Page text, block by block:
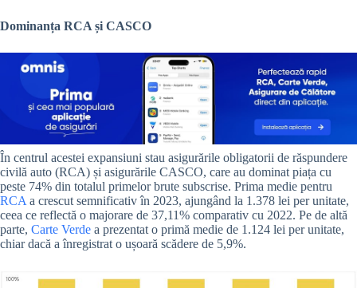
Dominanța RCA și CASCO
În centrul acestei expansiuni stau asigurările obligatorii de răspundere
civilă auto (RCA) și asigurările CASCO, care au dominat piața cu
peste 74% din totalul primelor brute subscrise. Prima medie pentru
RCA a crescut semnificativ în 2023, ajungând la 1.378 lei per unitate,
ceea ce reflectă o majorare de 37,11% comparativ cu 2022. Pe de altă
parte, Carte Verde a prezentat o primă medie de 1.124 lei per unitate,
chiar dacă a înregistrat o ușoară scădere de 5,9%.